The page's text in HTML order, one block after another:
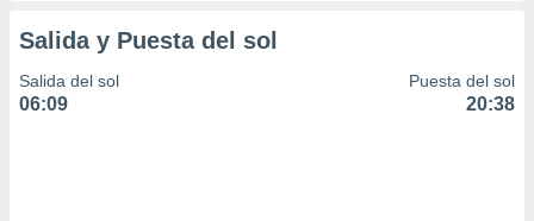
Salida y Puesta del sol
Salida del sol
06:09
Puesta del sol
20:38